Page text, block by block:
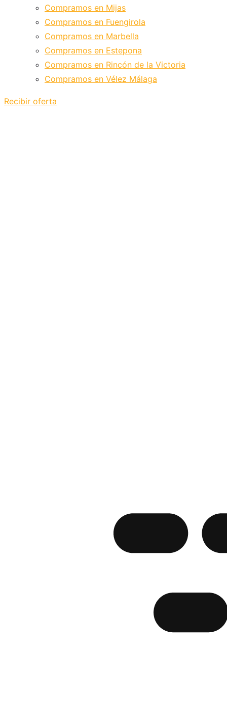
Compramos en Mijas
Compramos en Fuengirola
Compramos en Marbella
Compramos en Estepona
Compramos en Rincón de la Victoria
Compramos en Vélez Málaga
Recibir oferta